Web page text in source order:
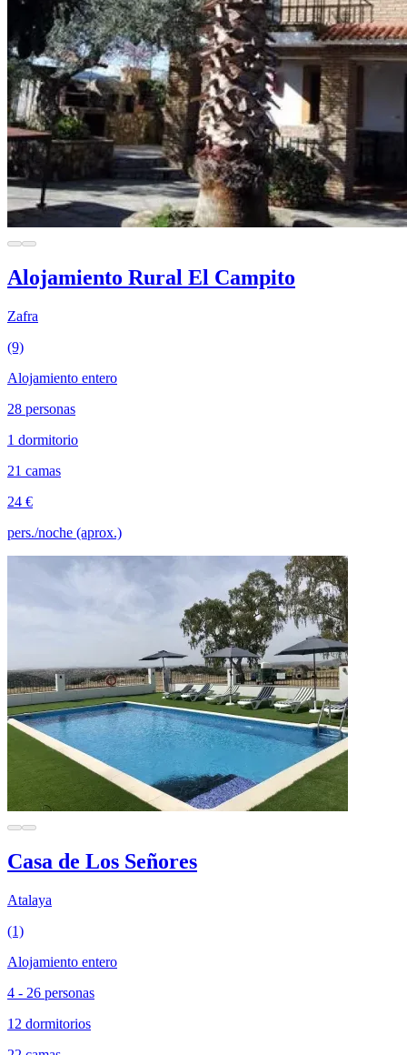
Alojamiento Rural El Campito
Zafra
(9)
Alojamiento entero
28 personas
1 dormitorio
21 camas
24 €
pers./noche (aprox.)
Casa de Los Señores
Atalaya
(1)
Alojamiento entero
4 - 26 personas
12 dormitorios